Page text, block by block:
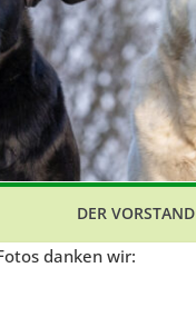
DER VORSTAND
danken wir: